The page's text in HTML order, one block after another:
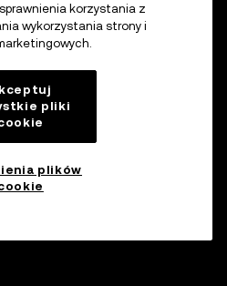
korzystania z
wykorzystania strony i
pliki
plików